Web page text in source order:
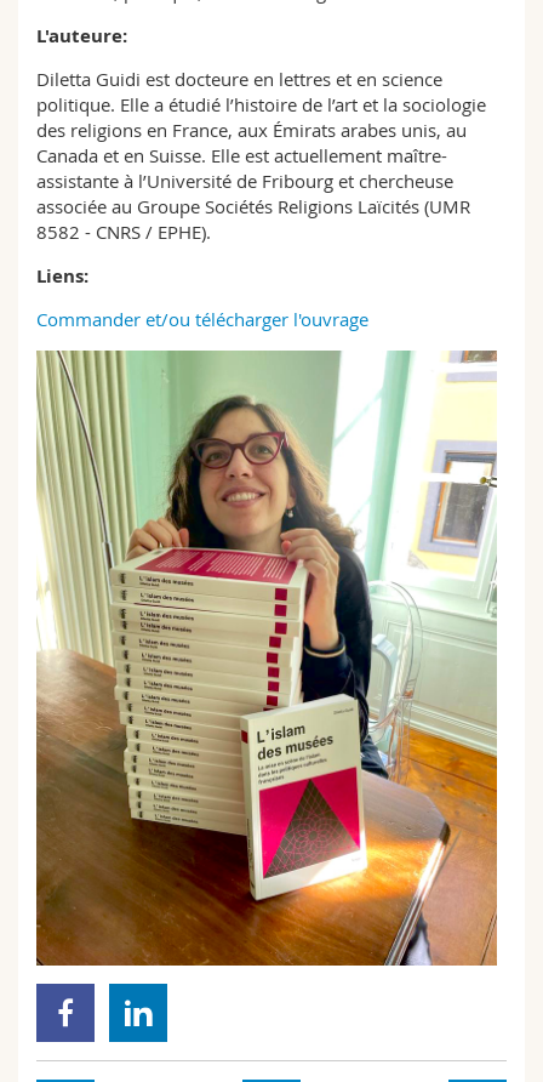
L'auteure:
Diletta Guidi est docteure en lettres et en science
politique. Elle a étudié l’histoire de l’art et la sociologie
des religions en France, aux Émirats arabes unis, au
Canada et en Suisse. Elle est actuellement maître-
assistante à l’Université de Fribourg et chercheuse
associée au Groupe Sociétés Religions Laïcités (UMR
8582 - CNRS / EPHE).
Liens:
Commander et/ou télécharger l'ouvrage